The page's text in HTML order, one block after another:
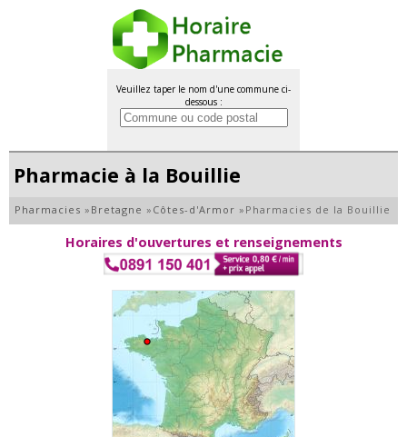
Veuillez taper le nom d'une commune ci-
dessous :
Pharmacie à la Bouillie
Pharmacies » Bretagne » Côtes-d'Armor » Pharmacies de la Bouillie
Horaires d'ouvertures et renseignements